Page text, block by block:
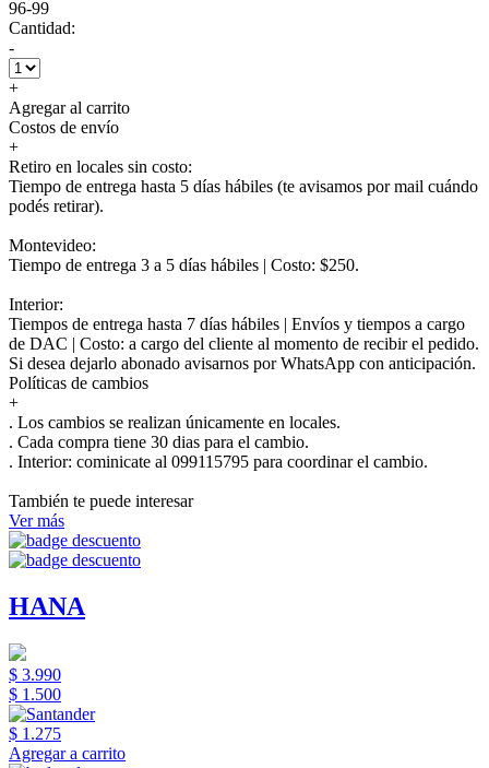
96-99
Cantidad:
-
+
Agregar al carrito
Costos de envío
+
Retiro en locales sin costo:
Tiempo de entrega hasta 5 días hábiles (te avisamos por mail cuándo
podés retirar).
Montevideo:
Tiempo de entrega 3 a 5 días hábiles | Costo: $250.
Interior:
Tiempos de entrega hasta 7 días hábiles | Envíos y tiempos a cargo
de DAC | Costo: a cargo del cliente al momento de recibir el pedido.
Si desea dejarlo abonado avisarnos por WhatsApp con anticipación.
Políticas de cambios
+
. Los cambios se realizan únicamente en locales.
. Cada compra tiene 30 dias para el cambio.
. Interior: cominicate al 099115795 para coordinar el cambio.
También te puede interesar
Ver más
HANA
$ 3.990
$ 1.500
$ 1.275
Agregar a carrito